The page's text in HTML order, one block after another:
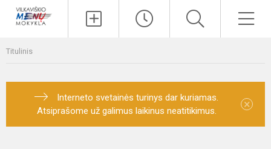
Titulinis
Interneto svetainės turinys dar kuriamas.
Atsiprašome už galimus laikinus neatitikimus.
×